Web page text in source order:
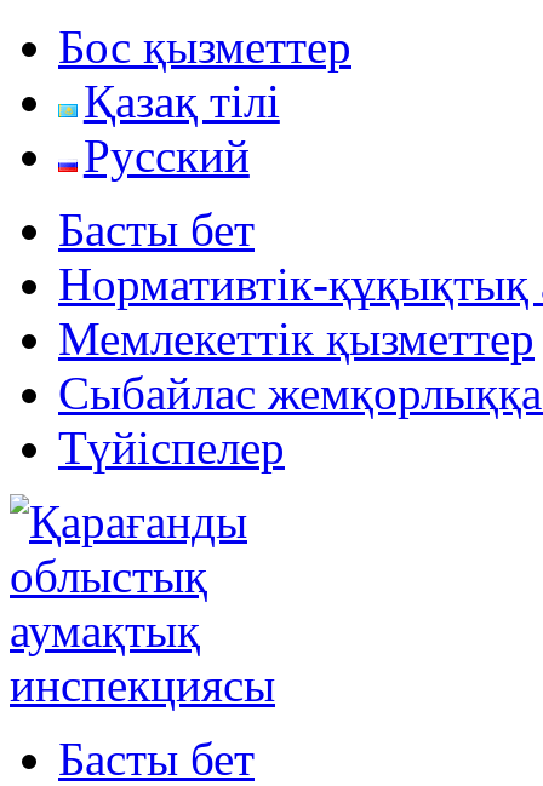
Бос қызметтер
Қазақ тілі
Русский
Басты бет
Нормативтік-құқықтық
Мемлекеттік қызметтер
Сыбайлас
Түйiспелер
Басты бет